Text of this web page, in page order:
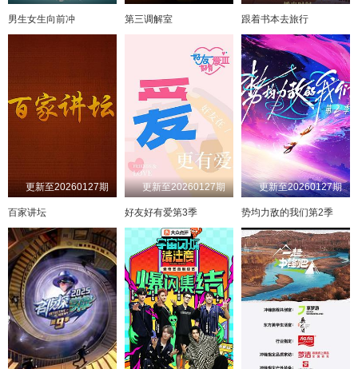
男生女生向前冲 第三调解室 跟着书本去旅行
更新至20260127期
百家讲坛
更新至20260127期
好友好有爱第3季
更新至20260127期
势均力敌的我们第2季